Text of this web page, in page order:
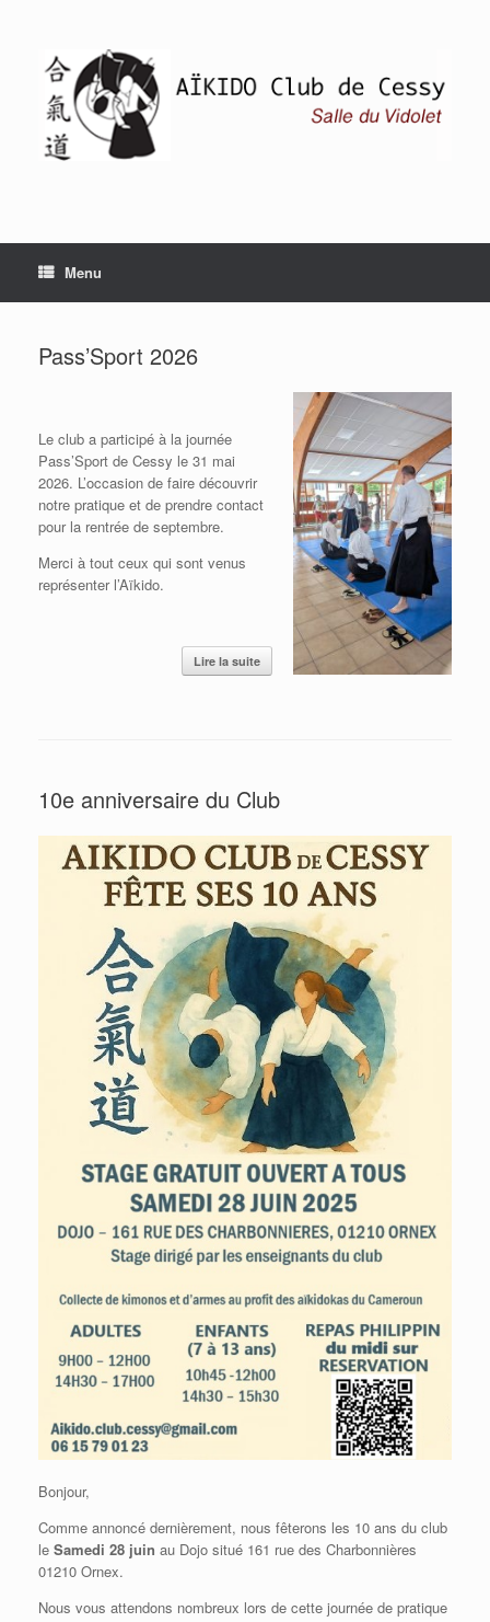
Menu
Pass’Sport 2026
Le club a participé à la journée
Pass’Sport de Cessy le 31 mai
2026. L’occasion de faire découvrir
notre pratique et de prendre contact
pour la rentrée de septembre.
Merci à tout ceux qui sont venus
représenter l’Aïkido.
Lire la suite
10e anniversaire du Club
Bonjour,
Comme annoncé dernièrement, nous fêterons les 10 ans du club
le Samedi 28 juin au Dojo situé 161 rue des Charbonnières
01210 Ornex.
Nous vous attendons nombreux lors de cette journée de pratique